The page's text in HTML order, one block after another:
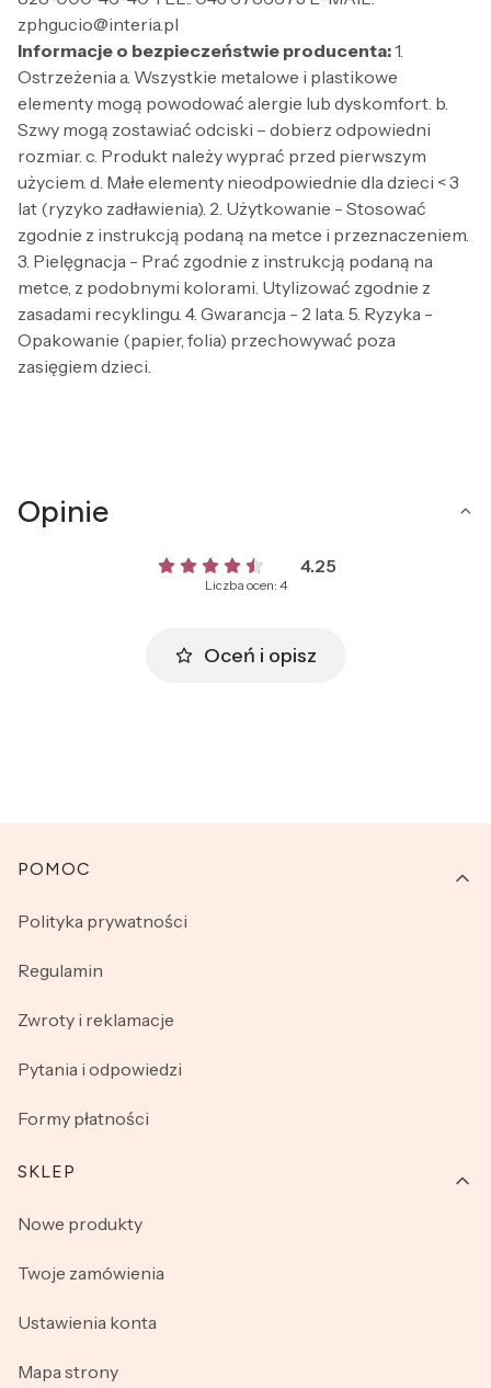
zphgucio@interia.pl
Informacje o bezpieczeństwie producenta:1.
Ostrzeżenia a. Wszystkie metalowe i plastikowe
elementy mogą powodować alergie lub dyskomfort. b.
Szwy mogą zostawiać odciski – dobierz odpowiedni
rozmiar. c. Produkt należy wyprać przed pierwszym
użyciem. d. Małe elementy nieodpowiednie dla dzieci < 3
lat (ryzyko zadławienia). 2. Użytkowanie - Stosować
zgodnie z instrukcją podaną na metce i przeznaczeniem.
3. Pielęgnacja - Prać zgodnie z instrukcją podaną na
metce, z podobnymi kolorami. Utylizować zgodnie z
zasadami recyklingu. 4. Gwarancja - 2 lata. 5. Ryzyka -
Opakowanie (papier, folia) przechowywać poza
zasięgiem dzieci.
Opinie
4.25
Liczba ocen: 4
Oceń i opisz
Linki w stopce
POMOC
Polityka prywatności
Regulamin
Zwroty i reklamacje
Pytania i odpowiedzi
Formy płatności
SKLEP
Nowe produkty
Twoje zamówienia
Ustawienia konta
Mapa strony